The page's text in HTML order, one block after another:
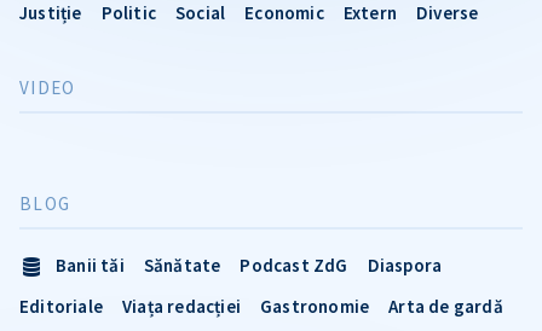
Justiție Politic Social Economic Extern Diverse
VIDEO
BLOG
Banii tăi Sănătate Podcast ZdG
Diaspora
Editoriale
Viața redacției Gastronomie
Arta de gardă